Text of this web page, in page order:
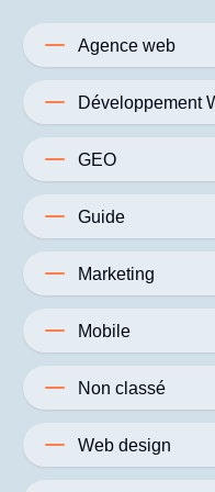
Agence web
Développement
GEO
Guide
Marketing
Mobile
Non classé
Web design